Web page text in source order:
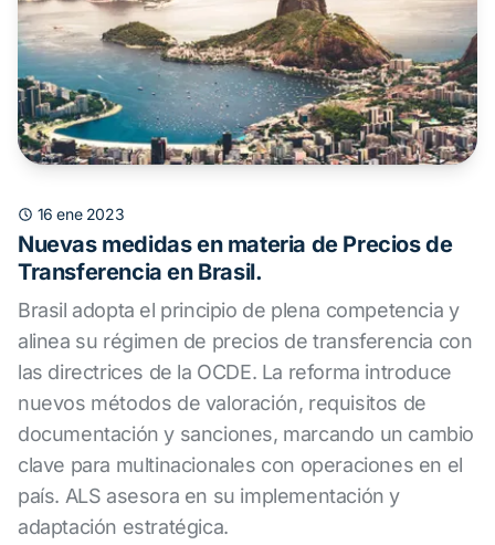
16 ene 2023
Nuevas medidas en materia de Precios de
Transferencia en Brasil.
Brasil adopta el principio de plena competencia y
alinea su régimen de precios de transferencia con
las directrices de la OCDE. La reforma introduce
nuevos métodos de valoración, requisitos de
documentación y sanciones, marcando un cambio
clave para multinacionales con operaciones en el
país. ALS asesora en su implementación y
adaptación estratégica.